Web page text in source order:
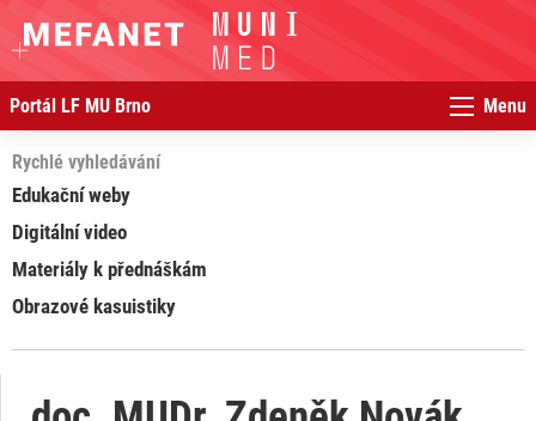
Portál LF MU Brno Menu
Rychlé vyhledávání
Edukační weby
Digitální video
Materiály k přednáškám
Obrazové kasuistiky